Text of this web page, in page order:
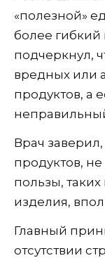
«полезной»
более
подчеркнул,
вредных или
продуктов, а
Врач
продуктов,
пользы,
изделия,
Главный
отсутствии